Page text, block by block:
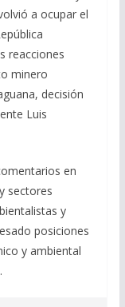
a ocupar el
reacciones
minero
decisión
Luis
en
sectores
y
posiciones
y ambiental